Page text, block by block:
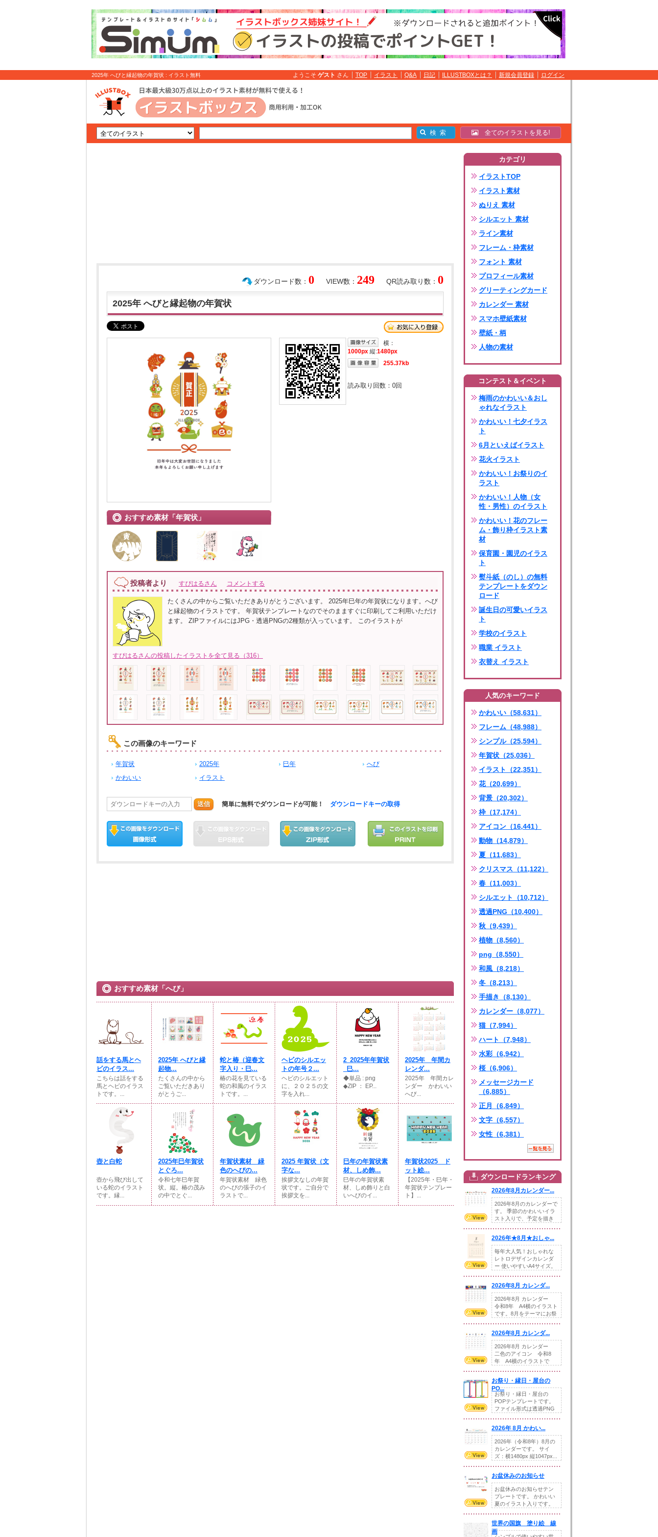
2025年 へびと縁起物の年賀状 : イラスト無料 ようこそ ゲスト さん TOP イラスト Q&A 日記 ILLUSTBOXとは？ 新規会員登録 ログイン
全てのイラストを見る!
QR読み取り数： 0
VIEW数： 249
ダウンロード数： 0
2025年 へびと縁起物の年賀状
おすすめ素材「年賀状」
横：
1000px 縦:1480px
255.37kb
読み取り回数： 0回
投稿者より すぴはるさん コメントする
たくさんの中からご覧いただきありがとうございます。 2025年巳年の年賀状になります。へび
と縁起物のイラストです。 年賀状テンプレートなのでそのまますぐに印刷してご利用いただけ
ます。 ZIPファイルにはJPG・透過PNGの2種類が入っています。 このイラストが
すぴはるさんの投稿したイラストを全て見る（316）
この画像のキーワード
年賀状 2025年 巳年
へび
かわいい
イラスト
送信 簡単に無料でダウンロードが可能！ ダウンロードキーの取得
おすすめ素材「へび」
話をする馬とヘ
ビのイラス...
こちらは話をする
馬とヘビのイラス
トです。...
2025年 へびと縁
起物...
たくさんの中から
ご覧いただきあり
がとうご...
蛇と椿（迎春文
字入り・巳...
椿の花を見ている
蛇の和風のイラス
トです。...
ヘビのシルエッ
トの年号２...
ヘビのシルエット
に、２０２５の文
字を入れ...
2_2025年年賀状
_巳...
◆単品 : png
◆ZIP ： EP...
2025年 年間カ
レンダ...
2025年 年間カレ
ンダー かわいい
へび...
壺と白蛇
壺から飛び出して
いる蛇のイラスト
です。縁...
2025年巳年賀状
とぐろ...
令和七年巳年賀
状。縦。椿の茂み
の中でとぐ...
年賀状素材 緑
色のへびの...
年賀状素材 緑色
のへびの張子のイ
ラストで...
2025 年賀状（文
字な...
挨拶文なしの年賀
状です。ご自分で
挨拶文を...
巳年の年賀状素
材、しめ飾...
巳年の年賀状素
材、しめ飾りと白
いへびのイ...
年賀状2025 ド
ット絵...
【2025年・巳年・
年賀状テンプレー
ト】...
カテゴリ
イラストTOP
イラスト素材
ぬりえ 素材
シルエット 素材
ライン素材
フレーム・枠素材
フォント 素材
プロフィール素材
グリーティングカード
カレンダー 素材
スマホ壁紙素材
壁紙・柄
人物の素材
コンテスト＆イベント
梅雨のかわいい＆おし
ゃれなイラスト
かわいい！七夕イラス
ト
6月といえばイラスト
花火イラスト
かわいい！お祭りのイ
ラスト
かわいい！人物（女
性・男性）のイラスト
かわいい！花のフレー
ム・飾り枠イラスト素
材
保育園・園児のイラス
ト
熨斗紙（のし）の無料
テンプレートをダウン
ロード
誕生日の可愛いイラス
ト
学校のイラスト
職業 イラスト
衣替え イラスト
人気のキーワード
かわいい（58,631）
フレーム（48,988）
シンプル（25,594）
年賀状（25,036）
イラスト（22,351）
花（20,699）
背景（20,302）
枠（17,174）
アイコン（16,441）
動物（14,879）
夏（11,683）
クリスマス（11,122）
春（11,003）
シルエット（10,712）
透過PNG（10,400）
秋（9,439）
植物（8,560）
png（8,550）
和風（8,218）
冬（8,213）
手描き（8,130）
カレンダー（8,077）
猫（7,994）
ハート（7,948）
水彩（6,942）
桜（6,906）
メッセージカード
（6,885）
正月（6,849）
文字（6,557）
女性（6,381）
ダウンロードランキング
2026年8月カレンダー...
2026年8月のカレンダーで
す。 季節のかわいいイラ
スト入りで、予定を描き
2026年★8月★おしゃ...
毎年大人気！おしゃれな
レトロデザインカレンダ
ー 使いやすいA4サイズ。
2026年8月 カレンダ...
2026年8月 カレンダー
令和8年 A4横のイラスト
です。8月をテーマにお祭
2026年8月 カレンダ...
2026年8月 カレンダー
二色のアイコン 令和8
年 A4横のイラストで
お祭り・縁日・屋台の
PO...
お祭り・縁日・屋台の
POPテンプレートです。
ファイル形式は透過PNG
2026年 8月 かわい...
2026年（令和8年）8月の
カレンダーです。 サイ
ズ：横1480px 縦1047px...
お盆休みのお知らせ
お盆休みのお知らせテン
プレートです。 かわいい
夏のイラスト入りです。
世界の国旗 塗り絵 線
画